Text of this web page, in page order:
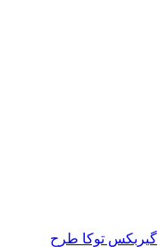
گیربکس توکا طرح